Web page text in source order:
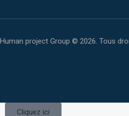
Human project Group © 2026. Tous
Cliquez ici